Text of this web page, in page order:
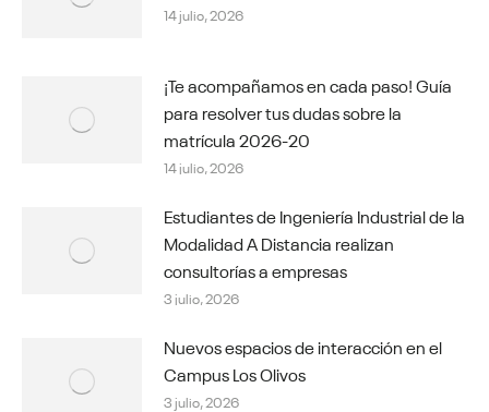
14 julio, 2026
¡Te acompañamos en cada paso! Guía
para resolver tus dudas sobre la
matrícula 2026-20
14 julio, 2026
Estudiantes de Ingeniería Industrial de la
Modalidad A Distancia realizan
consultorías a empresas
3 julio, 2026
Nuevos espacios de interacción en el
Campus Los Olivos
3 julio, 2026